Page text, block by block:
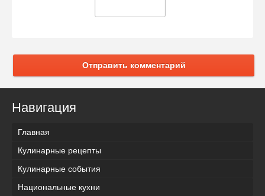
Отправить комментарий
Навигация
Главная
Кулинарные рецепты
Кулинарные события
Национальные кухни